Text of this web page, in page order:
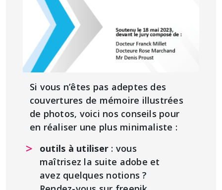
Si vous n’êtes pas adeptes des
couvertures de mémoire illustrées
de photos, voici nos conseils pour
en réaliser une plus minimaliste :
outils à utiliser : vous
maîtrisez la suite adobe et
avez quelques notions ?